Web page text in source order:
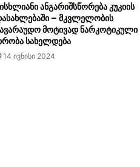
ანგარიშსწორება კუკიის
– მკვლელობის
მოტივად ნარკოტიკული
სახელდება
14 ივნისი 2024